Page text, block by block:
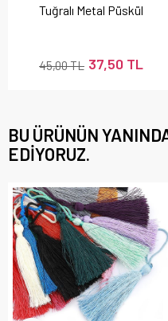
Tuğralı Metal Püskül
37,50 TL
45,00 TL
BU ÜRÜNÜN
EDIYORUZ.